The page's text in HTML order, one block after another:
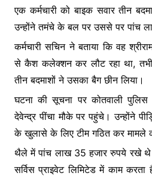
एक कर्मचारी को बाइक सवार तीन
उन्होंने तमंचे के बल पर उससे पर पांच
कर्मचारी सचिन ने बताया कि वह
से कैश कलेक्शन कर लौट रहा था,
तीन बदमाशों ने उसका बैग छीन लिया।
घटना की सूचना पर कोतवाली
देवेन्द्र पींचा मौके पर पहुंचे। उन्होंने
के खुलासे के लिए टीम गठित कर मामले
थैले में पांच लाख 35 हजार रुपये रखे
सर्विस प्राइवेट लिमिटेड में काम करता